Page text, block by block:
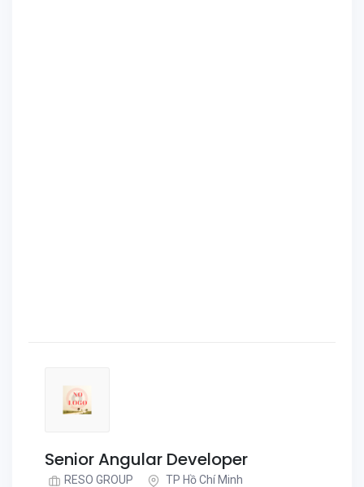
Senior Angular Developer
RESO GROUP
TP Hồ Chí Minh